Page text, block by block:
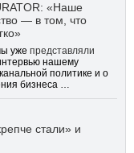
«Наше
— в том, что
уже представляли
нашему
политике и о
бизнеса …
стали» и